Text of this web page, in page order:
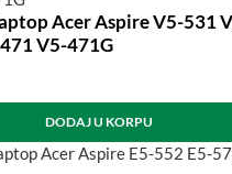
Acer Aspire V5-531
V5-471G
DODAJ U KORPU